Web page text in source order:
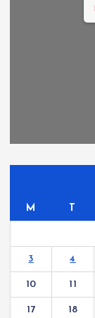
M T
3 4
10 11
17 18